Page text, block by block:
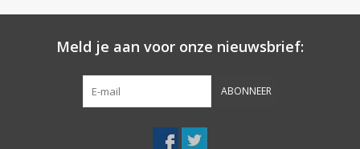
Meld je aan voor onze nieuwsbrief:
ABONNEER